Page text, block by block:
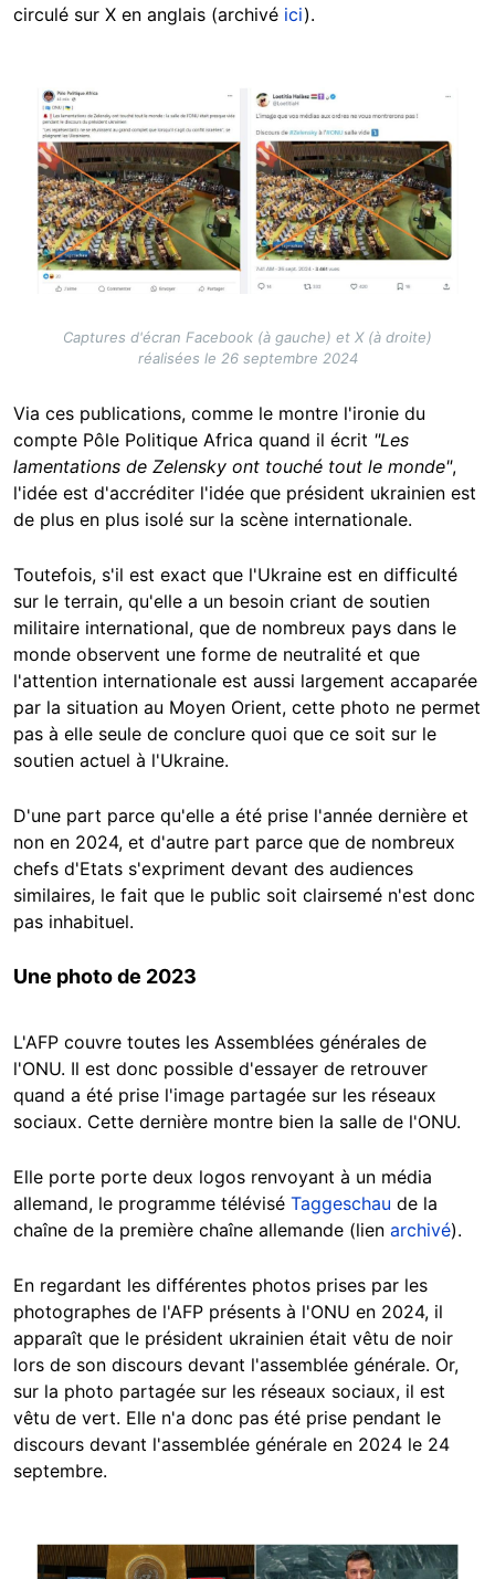
circulé sur X en anglais (archivé ici).
Image
Captures d'écran Facebook (à gauche) et X (à droite)
réalisées le 26 septembre 2024
Via ces publications, comme le montre l'ironie du
compte Pôle Politique Africa quand il écrit "Les
lamentations de Zelensky ont touché tout le monde",
l'idée est d'accréditer l'idée que président ukrainien est
de plus en plus isolé sur la scène internationale.
Toutefois, s'il est exact que l'Ukraine est en difficulté
sur le terrain, qu'elle a un besoin criant de soutien
militaire international, que de nombreux pays dans le
monde observent une forme de neutralité et que
l'attention internationale est aussi largement accaparée
par la situation au Moyen Orient, cette photo ne permet
pas à elle seule de conclure quoi que ce soit sur le
soutien actuel à l'Ukraine.
D'une part parce qu'elle a été prise l'année dernière et
non en 2024, et d'autre part parce que de nombreux
chefs d'Etats s'expriment devant des audiences
similaires, le fait que le public soit clairsemé n'est donc
pas inhabituel.
Une photo de 2023
L'AFP couvre toutes les Assemblées générales de
l'ONU. Il est donc possible d'essayer de retrouver
quand a été prise l'image partagée sur les réseaux
sociaux. Cette dernière montre bien la salle de l'ONU.
Elle porte porte deux logos renvoyant à un média
allemand, le programme télévisé Taggeschau de la
chaîne de la première chaîne allemande (lien archivé).
En regardant les différentes photos prises par les
photographes de l'AFP présents à l'ONU en 2024, il
apparaît que le président ukrainien était vêtu de noir
lors de son discours devant l'assemblée générale. Or,
sur la photo partagée sur les réseaux sociaux, il est
vêtu de vert. Elle n'a donc pas été prise pendant le
discours devant l'assemblée générale en 2024 le 24
septembre.
Image